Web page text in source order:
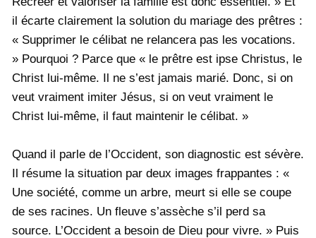
il écarte clairement la solution du mariage des prêtres :
« Supprimer le célibat ne relancera pas les vocations.
» Pourquoi ? Parce que « le prêtre est ipse Christus, le
Christ lui-même. Il ne s’est jamais marié. Donc, si on
veut vraiment imiter Jésus, si on veut vraiment le
Christ lui-même, il faut maintenir le célibat. »
Quand il parle de l’Occident, son diagnostic est sévère.
Il résume la situation par deux images frappantes : «
Une société, comme un arbre, meurt si elle se coupe
de ses racines. Un fleuve s’assèche s’il perd sa
source. L’Occident a besoin de Dieu pour vivre. » Puis